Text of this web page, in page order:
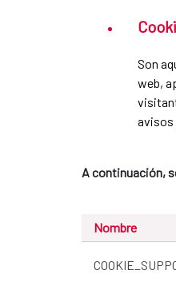
Son
web,
avisos
A continuación,
Nombre